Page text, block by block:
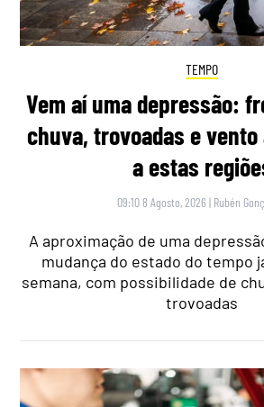
TEMPO
Vem aí uma depressão:
chuva, trovoadas e
a estas
09:10 8 Agosto, 2026 | Rubén
A aproximação de uma
mudança do estado do tempo
semana, com possibilidade de
trovoadas